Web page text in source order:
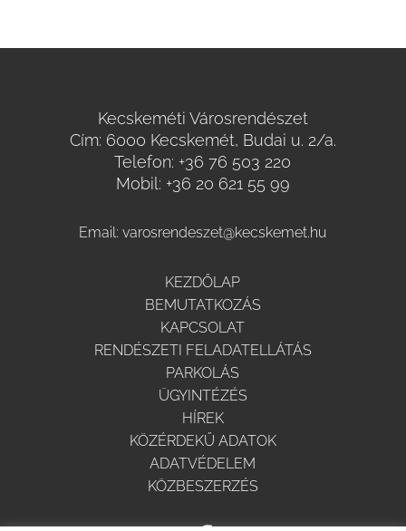
Kecskeméti Városrendészet
Cím: 6000 Kecskemét, Budai u. 2/a.
Telefon: +36 76 503 220
Mobil: +36 20 621 55 99
Email:varosrendeszet@kecskemet.hu
KEZDŐLAP
BEMUTATKOZÁS
KAPCSOLAT
RENDÉSZETI FELADATELLÁTÁS
PARKOLÁS
ÜGYINTÉZÉS
HÍREK
KÖZÉRDEKŰ ADATOK
ADATVÉDELEM
KÖZBESZERZÉS